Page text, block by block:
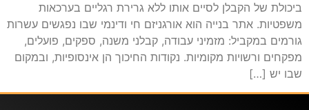
ביכולת של הקבלן לסיים אותו ללא גרירת רגליים בערכאות
משפטיות. אתר בנייה הוא אורגניזם חי ודינמי שבו נפגשים עשרות
גורמים במקביל: מזמיני עבודה, קבלני משנה, ספקים, פועלים,
מפקחים ורשויות מקומיות. נקודות החיכוך הן אינסופיות, ובמקום
שבו יש […]